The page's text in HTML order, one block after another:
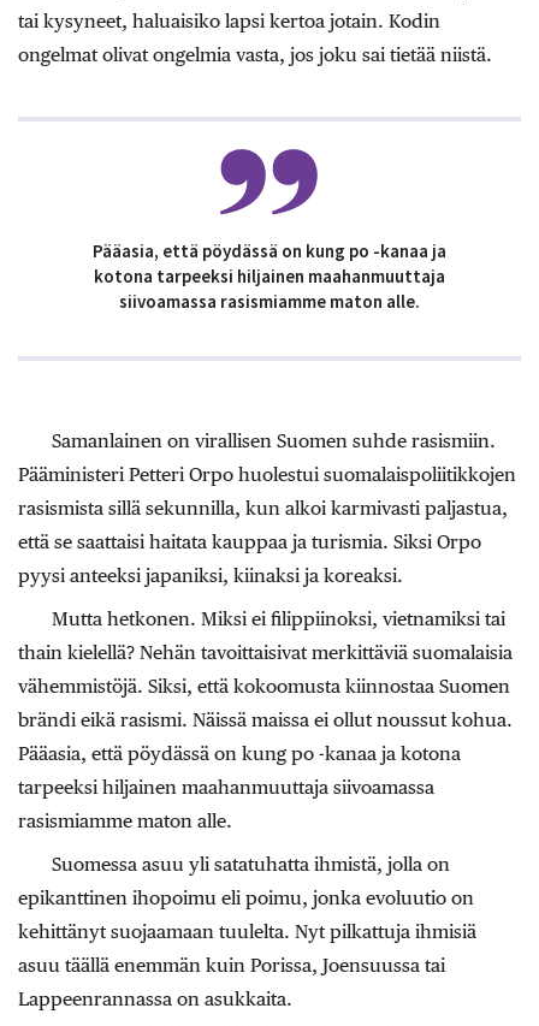
tai kysyneet, haluaisiko lapsi kertoa jotain. Kodin
ongelmat olivat ongelmia vasta, jos joku sai tietää niistä.
Pääasia, että pöydässä on kung po -kanaa ja
kotona tarpeeksi hiljainen maahanmuuttaja
siivoamassa rasismiamme maton alle.
Samanlainen on virallisen Suomen suhde rasismiin.
Pääministeri Petteri Orpo huolestui suomalaispoliitikkojen
rasismista sillä sekunnilla, kun alkoi karmivasti paljastua,
että se saattaisi haitata kauppaa ja turismia. Siksi Orpo
pyysi anteeksi japaniksi, kiinaksi ja koreaksi.
Mutta hetkonen. Miksi ei filippiinoksi, vietnamiksi tai
thain kielellä? Nehän tavoittaisivat merkittäviä suomalaisia
vähemmistöjä. Siksi, että kokoomusta kiinnostaa Suomen
brändi eikä rasismi. Näissä maissa ei ollut noussut kohua.
Pääasia, että pöydässä on kung po -kanaa ja kotona
tarpeeksi hiljainen maahanmuuttaja siivoamassa
rasismiamme maton alle.
Suomessa asuu yli satatuhatta ihmistä, jolla on
epikanttinen ihopoimu eli poimu, jonka evoluutio on
kehittänyt suojaamaan tuulelta. Nyt pilkattuja ihmisiä
asuu täällä enemmän kuin Porissa, Joensuussa tai
Lappeenrannassa on asukkaita.